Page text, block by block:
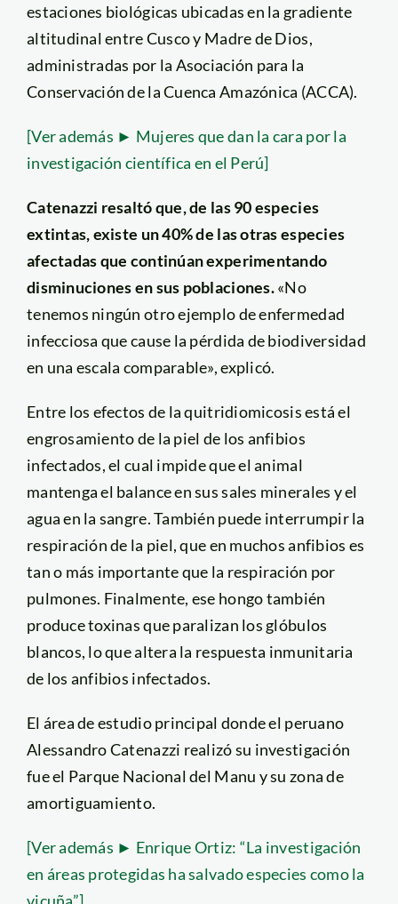
estaciones biológicas ubicadas en la gradiente
altitudinal entre Cusco y Madre de Dios,
administradas por la Asociación para la
Conservación de la Cuenca Amazónica (ACCA).
[Ver además ► Mujeres que dan la cara por la
investigación científica en el Perú]
Catenazzi resaltó que, de las 90 especies
extintas, existe un 40% de las otras especies
afectadas que continúan experimentando
disminuciones en sus poblaciones.«No
tenemos ningún otro ejemplo de enfermedad
infecciosa que cause la pérdida de biodiversidad
en una escala comparable», explicó.
Entre los efectos de la quitridiomicosis está el
engrosamiento de la piel de los anfibios
infectados, el cual impide que el animal
mantenga el balance en sus sales minerales y el
agua en la sangre. También puede interrumpir la
respiración de la piel, que en muchos anfibios es
tan o más importante que la respiración por
pulmones. Finalmente, ese hongo también
produce toxinas que paralizan los glóbulos
blancos, lo que altera la respuesta inmunitaria
de los anfibios infectados.
El área de estudio principal donde el peruano
Alessandro Catenazzi realizó su investigación
fue el Parque Nacional del Manu y su zona de
amortiguamiento.
[Ver además ► Enrique Ortiz: “La investigación
en áreas protegidas ha salvado especies como la